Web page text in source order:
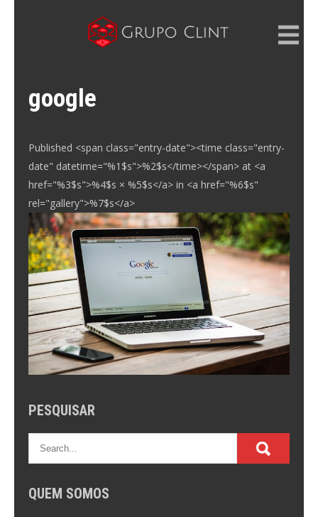
google
Published <span class="entry-date"><time class="entry-
date" datetime="%1$s">%2$s</time></span> at <a
href="%3$s">%4$s × %5$s</a> in <a href="%6$s"
rel="gallery">%7$s</a>
PESQUISAR
QUEM SOMOS